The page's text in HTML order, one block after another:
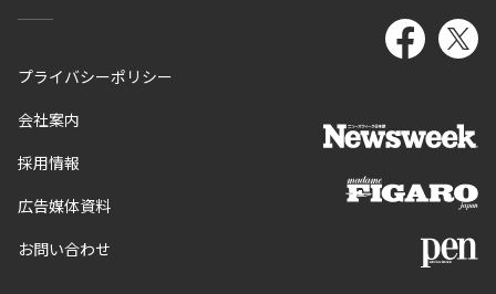
プライバシーポリシー
会社案内
採用情報
広告媒体資料
お問い合わせ